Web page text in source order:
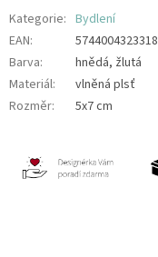
Kategorie: Bydlení
EAN:
5744004323318
Barva:
hnědá, žlutá
Materiál:
vlněná plsť
Rozměr: 5x7 cm